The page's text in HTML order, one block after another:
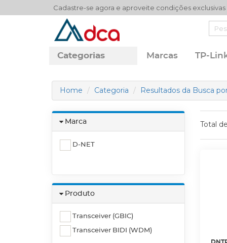
Cadastre-se agora e aproveite condições exclusivas
Categorias Marcas TP-
Home Categoria Resultados da Busca
Marca
D-NET
Produto
Transceiver (GBIC)
Transceiver BIDI (WDM)
Total de